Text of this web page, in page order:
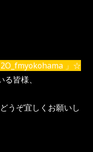
」☆
皆様、
うぞ宜しくお願いし